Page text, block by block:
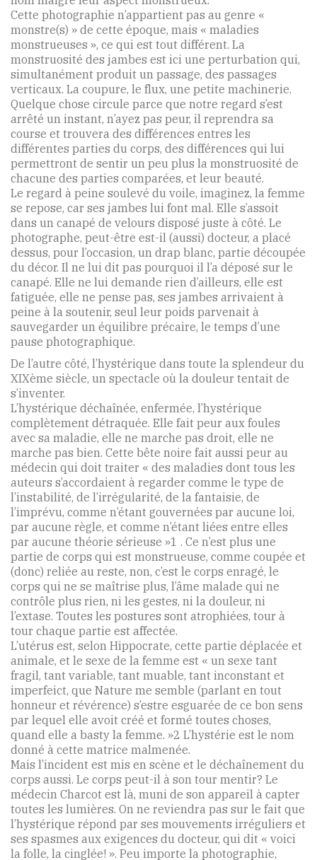
Cette photographie n’appartient pas au genre «
monstre(s) » de cette époque, mais « maladies
monstrueuses », ce qui est tout différent. La
monstruosité des jambes est ici une perturbation qui,
simultanément produit un passage, des passages
verticaux. La coupure, le flux, une petite machinerie.
Quelque chose circule parce que notre regard s’est
arrêté un instant, n’ayez pas peur, il reprendra sa
course et trouvera des différences entres les
différentes parties du corps, des différences qui lui
permettront de sentir un peu plus la monstruosité de
chacune des parties comparées, et leur beauté.
Le regard à peine soulevé du voile, imaginez, la femme
se repose, car ses jambes lui font mal. Elle s’assoit
dans un canapé de velours disposé juste à côté. Le
photographe, peut-être est-il (aussi) docteur, a placé
dessus, pour l’occasion, un drap blanc, partie découpée
du décor. Il ne lui dit pas pourquoi il l’a déposé sur le
canapé. Elle ne lui demande rien d’ailleurs, elle est
fatiguée, elle ne pense pas, ses jambes arrivaient à
peine à la soutenir, seul leur poids parvenait à
sauvegarder un équilibre précaire, le temps d’une
pause photographique.
De l’autre côté, l’hystérique dans toute la splendeur du
XIXème siècle, un spectacle où la douleur tentait de
s’inventer.
L’hystérique déchaînée, enfermée, l’hystérique
complètement détraquée. Elle fait peur aux foules
avec sa maladie, elle ne marche pas droit, elle ne
marche pas bien. Cette bête noire fait aussi peur au
médecin qui doit traiter « des maladies dont tous les
auteurs s’accordaient à regarder comme le type de
l’instabilité, de l’irrégularité, de la fantaisie, de
l’imprévu, comme n’étant gouvernées par aucune loi,
par aucune règle, et comme n’étant liées entre elles
par aucune théorie sérieuse »1 . Ce n’est plus une
partie de corps qui est monstrueuse, comme coupée et
(donc) reliée au reste, non, c’est le corps enragé, le
corps qui ne se maîtrise plus, l’âme malade qui ne
contrôle plus rien, ni les gestes, ni la douleur, ni
l’extase. Toutes les postures sont atrophiées, tour à
tour chaque partie est affectée.
L’utérus est, selon Hippocrate, cette partie déplacée et
animale, et le sexe de la femme est « un sexe tant
fragil, tant variable, tant muable, tant inconstant et
imperfeict, que Nature me semble (parlant en tout
honneur et révérence) s’estre esguarée de ce bon sens
par lequel elle avoit créé et formé toutes choses,
quand elle a basty la femme. »2 L’hystérie est le nom
donné à cette matrice malmenée.
Mais l’incident est mis en scène et le déchaînement du
corps aussi. Le corps peut-il à son tour mentir? Le
médecin Charcot est là, muni de son appareil à capter
toutes les lumières. On ne reviendra pas sur le fait que
l’hystérique répond par ses mouvements irréguliers et
ses spasmes aux exigences du docteur, qui dit « voici
la folle, la cinglée! ». Peu importe la photographie,